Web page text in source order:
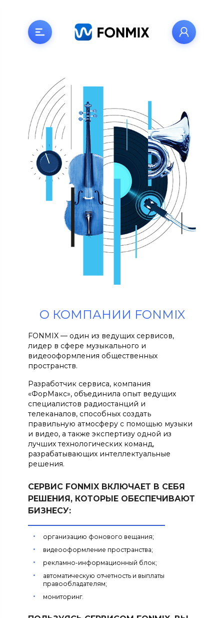
О КОМПАНИИ FONMIX
FONMIX — один из ведущих сервисов,
лидер в сфере музыкального и
видеооформления общественных
пространств.
Разработчик сервиса, компания
«ФорМакс», объединила опыт ведущих
специалистов радиостанций и
телеканалов, способных создать
правильную атмосферу с помощью музыки
и видео, а также экспертизу одной из
лучших технологических команд,
разрабатывающих интеллектуальные
решения.
СЕРВИС FONMIX ВКЛЮЧАЕТ В СЕБЯ
РЕШЕНИЯ, КОТОРЫЕ ОБЕСПЕЧИВАЮТ
БИЗНЕСУ:
организацию фонового вещания;
видеооформление пространства;
рекламно-информационный блок;
автоматическую отчетность и выплаты
правообладателям;
мониторинг.